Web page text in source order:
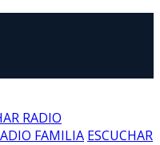
RADIO
FAMILIA ESCUCHAR